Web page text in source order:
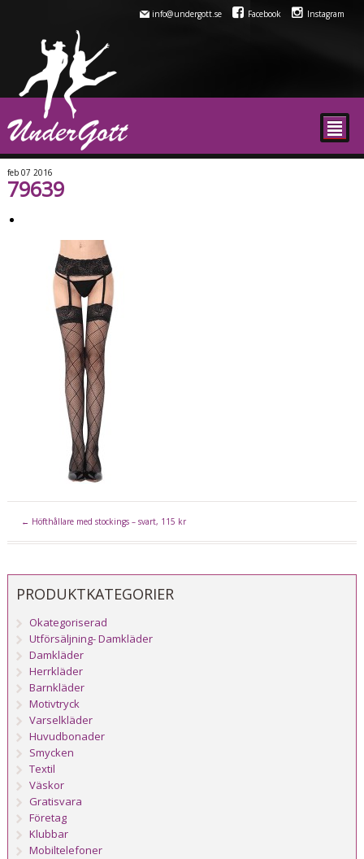
info@undergott.se Facebook Instagram
²
feb 07 2016
79639
← Höfthållare med stockings – svart, 115 kr
PRODUKTKATEGORIER
Okategoriserad
Utförsäljning- Damkläder
Damkläder
Herrkläder
Barnkläder
Motivtryck
Varselkläder
Huvudbonader
Smycken
Textil
Väskor
Gratisvara
Företag
Klubbar
Mobiltelefoner